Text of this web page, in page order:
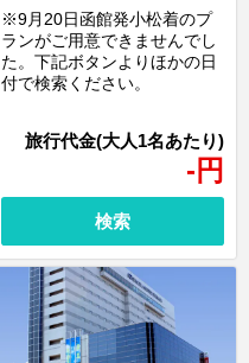
- 円
※9月20日函館発小松着のプ
ランがご用意できませんでし
た。下記ボタンよりほかの日
付で検索ください。
検索